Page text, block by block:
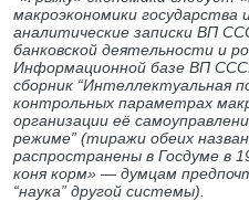
макроэкономики
аналитические записки ВП
банковской деятельности и
Информационной базе ВП
сборник “Интеллектуальная
контрольных параметрах
организации её
режиме” (тиражи обеих
распространены в Госдуме в
коня корм» — думцам
“наука” другой системы).